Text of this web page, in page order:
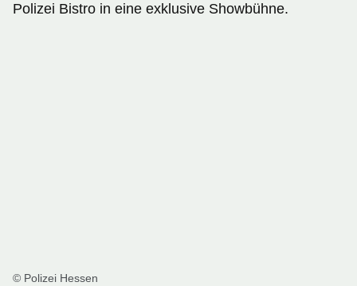
Polizei Bistro in eine exklusive Showbühne.
© Polizei Hessen